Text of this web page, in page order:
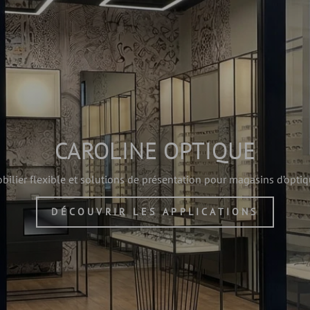
CAROLINE OPTIQUE
flexible et solutions de présentation pour magasins
DÉCOUVRIR LES APPLICATIONS